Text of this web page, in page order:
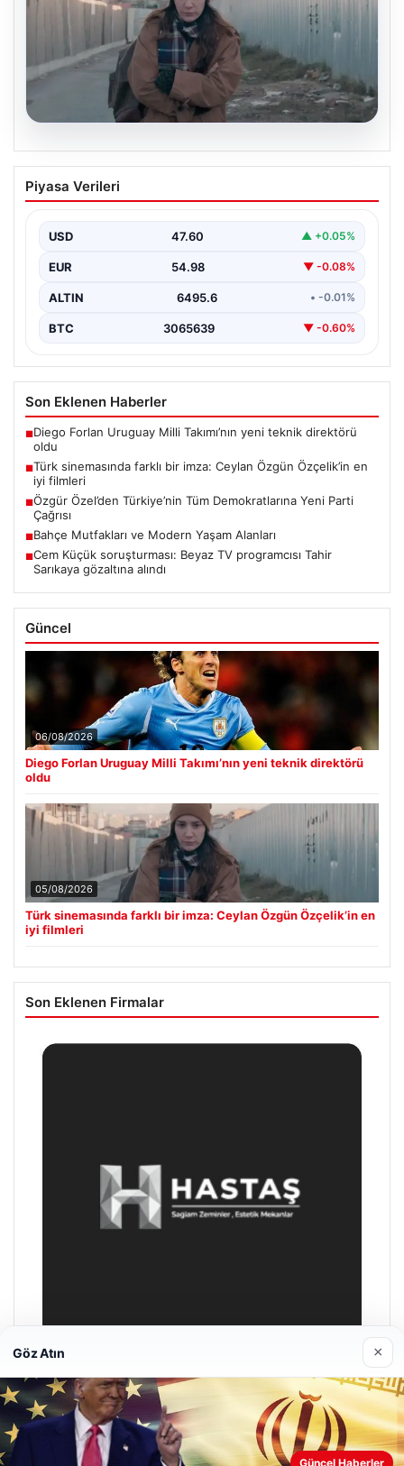
Türk sinemasında farklı bir imza: Ceylan
Özgün Özçelik’in en iyi filmleri
Piyasa Verileri
USD 47.60 ▲ +0.05%
EUR 54.98 ▼ -0.08%
ALTIN 6495.6 • -0.01%
BTC 3065639 ▼ -0.60%
Son Eklenen Haberler
■Diego Forlan Uruguay Milli Takımı’nın yeni teknik direktörü
oldu
■Türk sinemasında farklı bir imza: Ceylan Özgün Özçelik’in en
iyi filmleri
■Özgür Özel’den Türkiye’nin Tüm Demokratlarına Yeni Parti
Çağrısı
■Bahçe Mutfakları ve Modern Yaşam Alanları
■Cem Küçük soruşturması: Beyaz TV programcısı Tahir
Sarıkaya gözaltına alındı
Güncel
06/08/2026
Diego Forlan Uruguay Milli Takımı’nın yeni teknik direktörü
oldu
05/08/2026
Türk sinemasında farklı bir imza: Ceylan Özgün Özçelik’in en
iyi filmleri
Son Eklenen Firmalar
Prenses Night Club
29/04/2026
Göz Atın ×
Güncel Haberler